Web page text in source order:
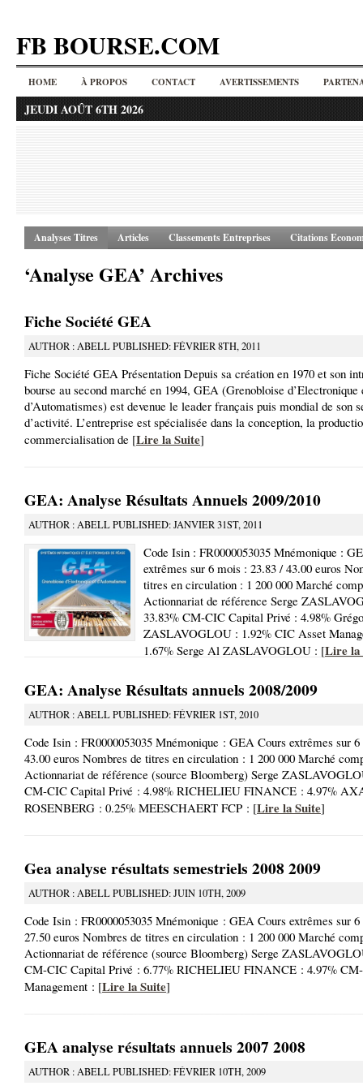
FB BOURSE.COM
HOME À PROPOS CONTACT AVERTISSEMENTS
JEUDI AOÛT 6TH 2026
Analyses Titres Articles Classements Entreprises Citations
‘Analyse GEA’ Archives
Fiche Société GEA
AUTHOR : ABELL PUBLISHED: FÉVRIER 8TH, 2011
Fiche Société GEA Présentation Depuis sa création en 1970 et son
bourse au second marché en 1994, GEA (Grenobloise d’Electronique
d’Automatismes) est devenue le leader français puis mondial de son
d’activité. L’entreprise est spécialisée dans la conception, la
commercialisation de [Lire la Suite]
GEA: Analyse Résultats Annuels 2009/2010
AUTHOR : ABELL PUBLISHED: JANVIER 31ST, 2011
Code Isin : FR0000053035 Mnémonique :
extrêmes sur 6 mois : 23.83 / 43.00 euros
titres en circulation : 1 200 000 Marché
Actionnariat de référence Serge
33.83% CM-CIC Capital Privé : 4.98%
ZASLAVOGLOU : 1.92% CIC Asset
1.67% Serge Al ZASLAVOGLOU : [Lire la
GEA: Analyse Résultats annuels 2008/2009
AUTHOR : ABELL PUBLISHED: FÉVRIER 1ST, 2010
Code Isin : FR0000053035 Mnémonique : GEA Cours extrêmes sur
43.00 euros Nombres de titres en circulation : 1 200 000 Marché
Actionnariat de référence (source Bloomberg) Serge
CM-CIC Capital Privé : 4.98% RICHELIEU FINANCE : 4.97%
ROSENBERG : 0.25% MEESCHAERT FCP : [Lire la Suite]
Gea analyse résultats semestriels 2008 2009
AUTHOR : ABELL PUBLISHED: JUIN 10TH, 2009
Code Isin : FR0000053035 Mnémonique : GEA Cours extrêmes sur
27.50 euros Nombres de titres en circulation : 1 200 000 Marché
Actionnariat de référence (source Bloomberg) Serge
CM-CIC Capital Privé : 6.77% RICHELIEU FINANCE : 4.97%
Management : [Lire la Suite]
GEA analyse résultats annuels 2007 2008
AUTHOR : ABELL PUBLISHED: FÉVRIER 10TH, 2009